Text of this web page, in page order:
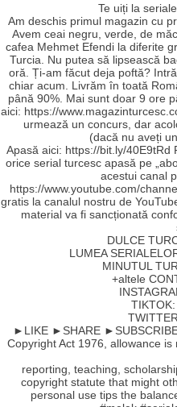
Te uiți la
Am deschis primul magazin cu
Avem ceai negru, verde, de
cafea Mehmet Efendi la diferite
Turcia. Nu putea să lipsească
oră. Ți-am făcut deja poftă?
chiar acum. Livrăm în toată
până 90%. Mai sunt doar 9 ore
aici: https://
urmează un concurs, dar
(dacă nu aveți
Apasă aici: https://bit.ly/40E9tRd
orice serial turcesc apasă pe
acestui canal
https://www.youtube.com/
gratis la canalul nostru de
material va fi sancționată
DULCE
LUMEA
MINUTUL
+altele
►LIKE ►SHARE
Copyright Act 1976, allowance
reporting, teaching,
copyright statute that might
personal use tips the